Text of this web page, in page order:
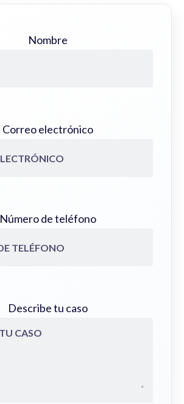
Nombre
Correo electrónico
Número de teléfono
Describe tu caso